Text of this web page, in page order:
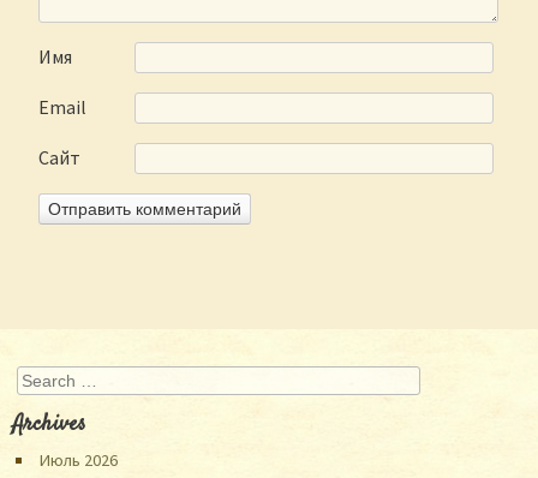
Имя
Email
Сайт
Search
Archives
Июль 2026